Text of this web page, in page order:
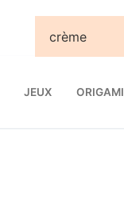
JEUX ORIGAMI